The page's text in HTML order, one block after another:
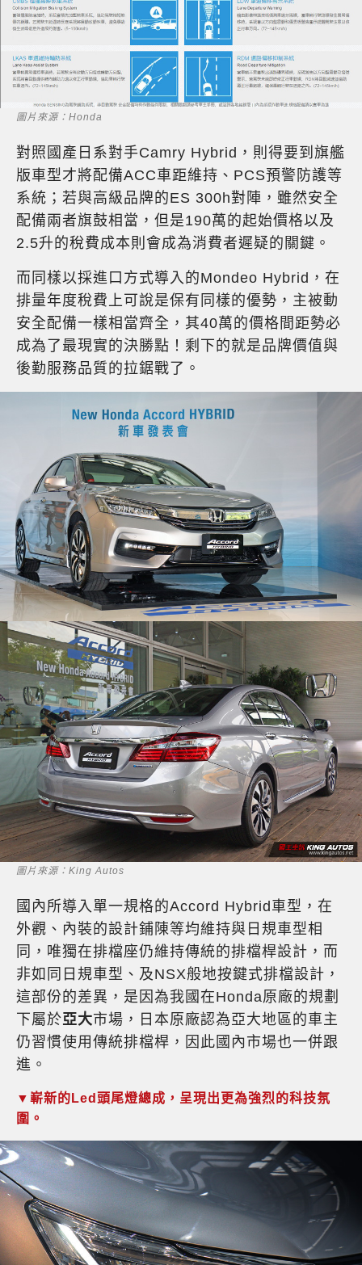
圖片來源：Honda
對照國產日系對手Camry Hybrid，則得要到旗艦
版車型才將配備ACC車距維持、PCS預警防護等
系統；若與高級品牌的ES 300h對陣，雖然安全
配備兩者旗鼓相當，但是190萬的起始價格以及
2.5升的稅費成本則會成為消費者遲疑的關鍵。
而同樣以採進口方式導入的Mondeo Hybrid，在
排量年度稅費上可說是保有同樣的優勢，主被動
安全配備一樣相當齊全，其40萬的價格間距勢必
成為了最現實的決勝點！剩下的就是品牌價值與
後勤服務品質的拉鋸戰了。
圖片來源：King Autos
國內所導入單一規格的Accord Hybrid車型，在
外觀、內裝的設計鋪陳等均維持與日規車型相
同，唯獨在排檔座仍維持傳統的排檔桿設計，而
非如同日規車型、及NSX般地按鍵式排檔設計，
這部份的差異，是因為我國在Honda原廠的規劃
下屬於亞大市場，日本原廠認為亞大地區的車主
仍習慣使用傳統排檔桿，因此國內市場也一併跟
進。
▼嶄新的Led頭尾燈總成，呈現出更為強烈的科技氛
圍。